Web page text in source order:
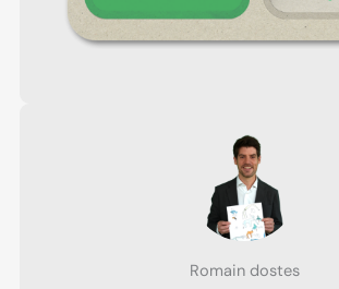
Romain dostes